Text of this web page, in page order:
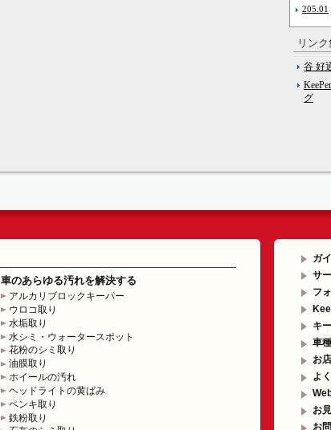
205.01
リン
谷 好
グ
車のあらゆる汚れを解決する
アルカリブロックキーパー
ウロコ取り
水垢取り
水シミ・ウォータースポット
花粉のシミ取り
油膜取り
ホイールの汚れ
ヘッドライトの黄ばみ
ペンキ取り
鉄粉取り
ガ
サ
フ
キ
車
お
よ
お
お